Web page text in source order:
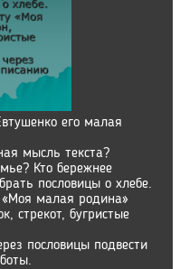
его малая
мысль текста?
Кто бережнее
пословицы о хлебе.
«Моя малая родина»
стрекот, бугристые
пословицы подвести